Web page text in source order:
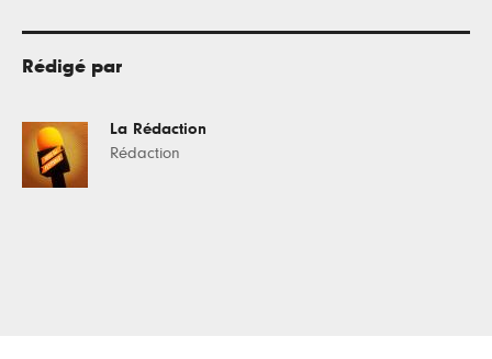
Rédigé par
La Rédaction
Rédaction